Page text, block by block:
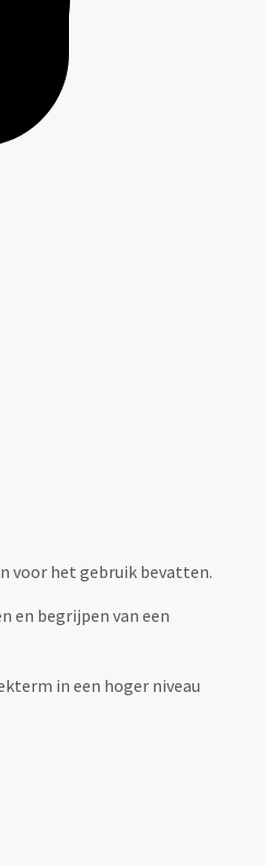
voor het gebruik bevatten.
en begrijpen van een
in een hoger niveau